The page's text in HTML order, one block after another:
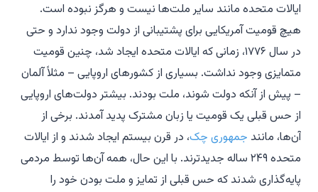
ایالات متحده مانند سایر ملت‌ها نیست و هرگز نبوده است.
هیچ قومیت آمریکایی برای پشتیبانی از دولت وجود ندارد و حتی
در سال ۱۷۷۶، زمانی که ایالات متحده ایجاد شد، چنین قومیت
متمایزی وجود نداشت. بسیاری از کشورهای اروپایی – مثلاً آلمان
– پیش از آنکه دولت شوند، ملت بودند. بیشتر دولت‌های اروپایی
از حس قبلی یک قومیت یا زبان مشترک پدید آمدند. برخی از
آن‌ها، مانند جمهوری چک، در قرن بیستم ایجاد شدند و از ایالات
متحده ۲۴۹ ساله جدیدترند. با این حال، همه آن‌ها توسط مردمی
پایه‌گذاری شدند که حس قبلی از تمایز و ملت بودن خود را